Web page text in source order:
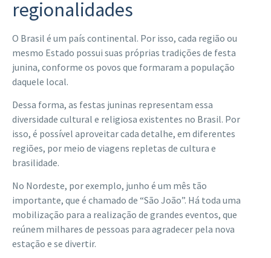
regionalidades
O Brasil é um país continental. Por isso, cada região ou
mesmo Estado possui suas próprias tradições de festa
junina, conforme os povos que formaram a população
daquele local.
Dessa forma, as festas juninas representam essa
diversidade cultural e religiosa existentes no Brasil. Por
isso, é possível aproveitar cada detalhe, em diferentes
regiões, por meio de viagens repletas de cultura e
brasilidade.
No Nordeste, por exemplo, junho é um mês tão
importante, que é chamado de “São João”. Há toda uma
mobilização para a realização de grandes eventos, que
reúnem milhares de pessoas para agradecer pela nova
estação e se divertir.